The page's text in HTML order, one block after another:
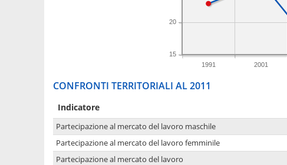
1991 2001
15
20
CONFRONTI TERRITORIALI AL 2011
Indicatore
Partecipazione al mercato del lavoro maschile
Partecipazione al mercato del lavoro femminile
Partecipazione al mercato del lavoro